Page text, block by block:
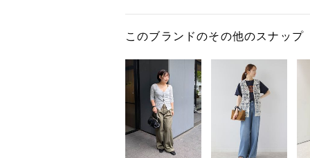
このブランドのその他のスナップ